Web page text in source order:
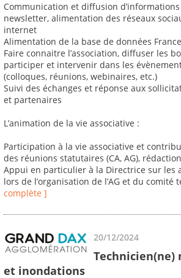
Communication et diffusion
newsletter, alimentation des réseaux
internet
Alimentation de la base de données
Faire connaitre l’association, diffuser les
participer et intervenir dans les
(colloques, réunions, webinaires, etc.)
Suivi des échanges et réponse aux
et partenaires
L’animation de la vie associative :
Participation à la vie associative et
des réunions statutaires (CA, AG),
Appui en particulier à la Directrice sur les
lors de l’organisation de l’AG et du comité
complète ]
20/12/2024
et inondations